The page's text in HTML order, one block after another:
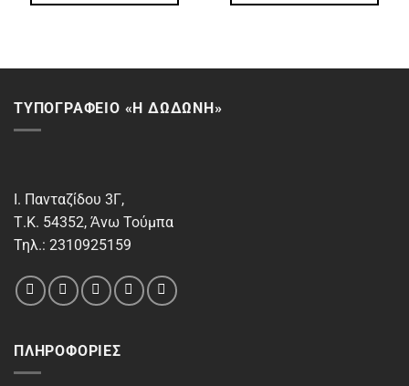
ΤΥΠΟΓΡΑΦΕΙΟ «Η ΔΩΔΩΝΗ»
Ι. Πανταζίδου 3Γ,
Τ.Κ. 54352, Άνω Τούμπα
Τηλ.: 2310925159
ΠΛΗΡΟΦΟΡΊΕΣ